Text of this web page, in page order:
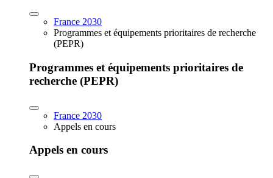
France 2030
Programmes et équipements prioritaires de recherche
(PEPR)
Programmes et équipements prioritaires de
recherche (PEPR)
France 2030
Appels en cours
Appels en cours